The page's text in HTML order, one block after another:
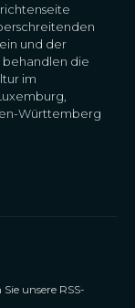
und der
die
im
Württemberg
unsere RSS-